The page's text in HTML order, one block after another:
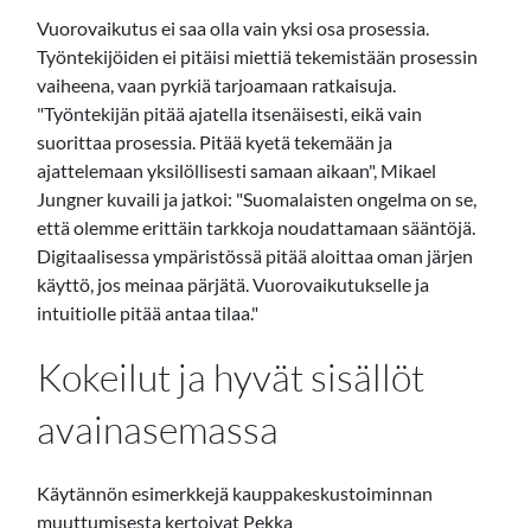
Vuorovaikutus ei saa olla vain yksi osa prosessia.
Työntekijöiden ei pitäisi miettiä tekemistään prosessin
vaiheena, vaan pyrkiä tarjoamaan ratkaisuja.
"Työntekijän pitää ajatella itsenäisesti, eikä vain
suorittaa prosessia. Pitää kyetä tekemään ja
ajattelemaan yksilöllisesti samaan aikaan", Mikael
Jungner kuvaili ja jatkoi: "Suomalaisten ongelma on se,
että olemme erittäin tarkkoja noudattamaan sääntöjä.
Digitaalisessa ympäristössä pitää aloittaa oman järjen
käyttö, jos meinaa pärjätä. Vuorovaikutukselle ja
intuitiolle pitää antaa tilaa."
Kokeilut ja hyvät sisällöt
avainasemassa
Käytännön esimerkkejä kauppakeskustoiminnan
muuttumisesta kertoivat Pekka